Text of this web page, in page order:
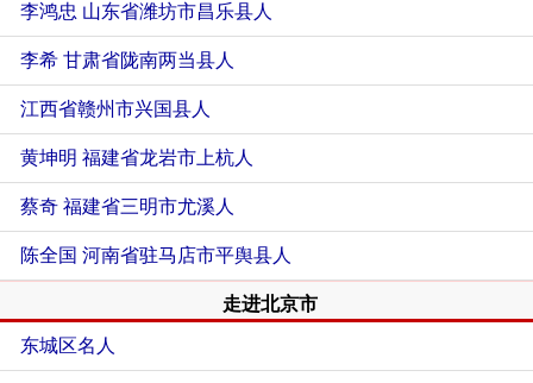
李鸿忠 山东省潍坊市昌乐县人
李希 甘肃省陇南两当县人
江西省赣州市兴国县人
黄坤明 福建省龙岩市上杭人
蔡奇 福建省三明市尤溪人
陈全国 河南省驻马店市平舆县人
走进北京市
东城区名人